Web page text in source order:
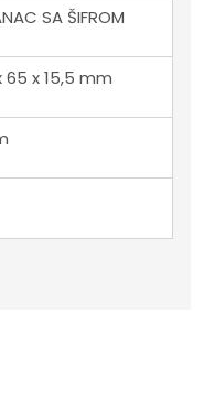
SA ŠIFROM
65 x 15,5 mm